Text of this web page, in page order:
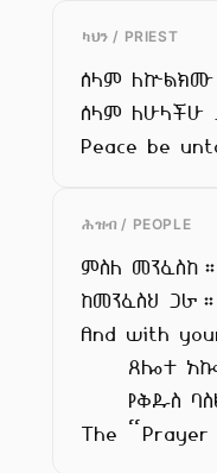
ካህን / PRIEST
ሰላም
ሰላም ለሁላችሁ
Peace be
ሕዝብ / PEOPLE
ምስለ መንፈስከ።
ከመንፈስህ ጋራ።
And with
The